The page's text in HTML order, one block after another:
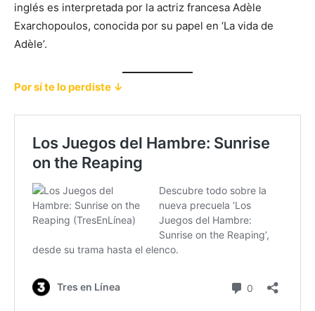
inglés es interpretada por la actriz francesa Adèle
Exarchopoulos, conocida por su papel en ‘La vida de
Adèle’.
Por sí te lo perdiste ↓